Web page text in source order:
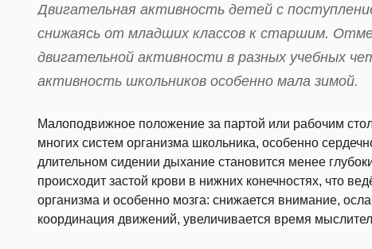
Двигательная активность детей с
снижаясь от младших классов к старшим.
двигательной активности в разных учебных
активность школьников особенно мала зимой.
Малоподвижное положение за партой или рабочим
многих систем организма школьника, особенно
длительном сидении дыхание становится менее
происходит застой крови в нижних конечностях, что
организма и особенно мозга: снижается внимание,
координация движений, увеличивается время